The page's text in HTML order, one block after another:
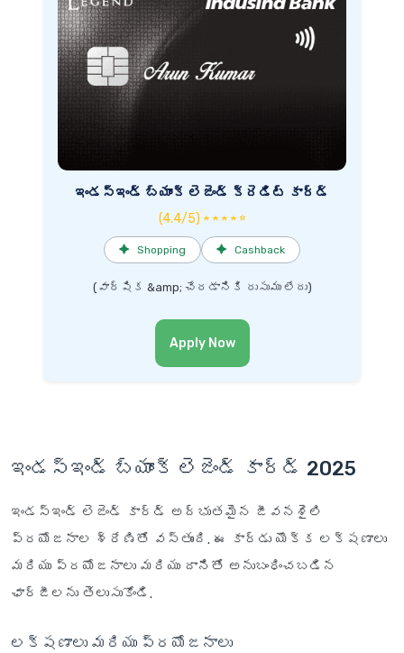
ఇండస్ఇండ్ బ్యాంక్ లెజెండ్ క్రెడిట్ కార్డ్
(4.4/5) ★ ★ ★ ★ ☆
✦ Shopping ✦ Cashback
(వార్షిక &amp; చేరడానికి రుసుము లేదు)
Apply Now
ఇండస్ఇండ్ బ్యాంక్ లెజెండ్ కార్డ్ 2025
ఇండస్ఇండ్ లెజెండ్ కార్డ్ అద్భుతమైన జీవనశైలి
ప్రయోజనాల శ్రేణితో వస్తుంది. ఈ కార్డు యొక్క లక్షణాలు
మరియు ప్రయోజనాలు మరియు దానితో అనుబంధించబడిన
ఛార్జీలను తెలుసుకోండి.
లక్షణాలు మరియు ప్రయోజనాలు